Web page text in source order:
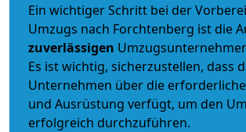
Ein wichtiger Schritt bei der
Umzugs nach Forchtenberg ist die
zuverlässigen
Es ist wichtig, sicherzustellen, dass
Unternehmen über die
und Ausrüstung verfügt, um den
erfolgreich durchzuführen.